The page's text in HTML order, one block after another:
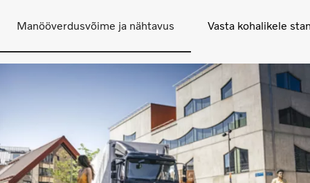
Manööverdusvõime ja nähtavus Vasta kohalikele